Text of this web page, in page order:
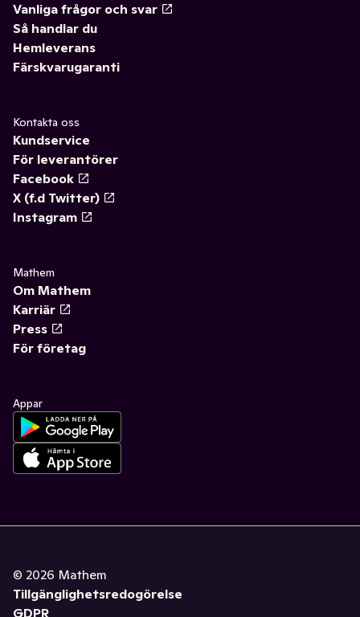
Vanliga frågor och svar
Så handlar du
Hemleverans
Färskvarugaranti
Kontakta oss
Kundservice
För leverantörer
Facebook
X (f.d Twitter)
Instagram
Mathem
Om Mathem
Karriär
Press
För företag
Appar
© 2026 Mathem
Tillgänglighetsredogörelse
GDPR